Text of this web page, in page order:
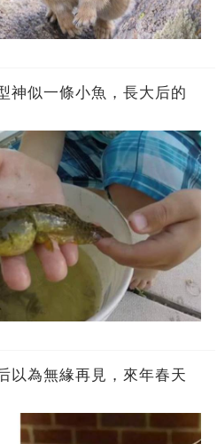
神似一條小魚，長大后的
以為無緣再見，來年春天